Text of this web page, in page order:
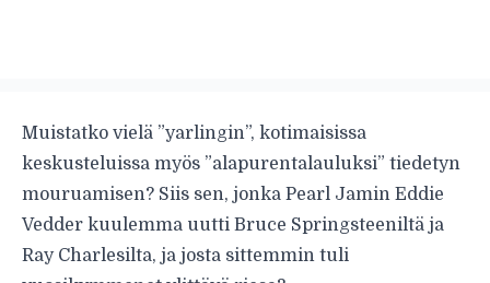
Muistatko vielä ”yarlingin”, kotimaisissa
keskusteluissa myös ”alapurentalauluksi” tiedetyn
mouruamisen? Siis sen, jonka Pearl Jamin Eddie
Vedder kuulemma uutti Bruce Springsteeniltä ja
Ray Charlesilta, ja josta sittemmin tuli